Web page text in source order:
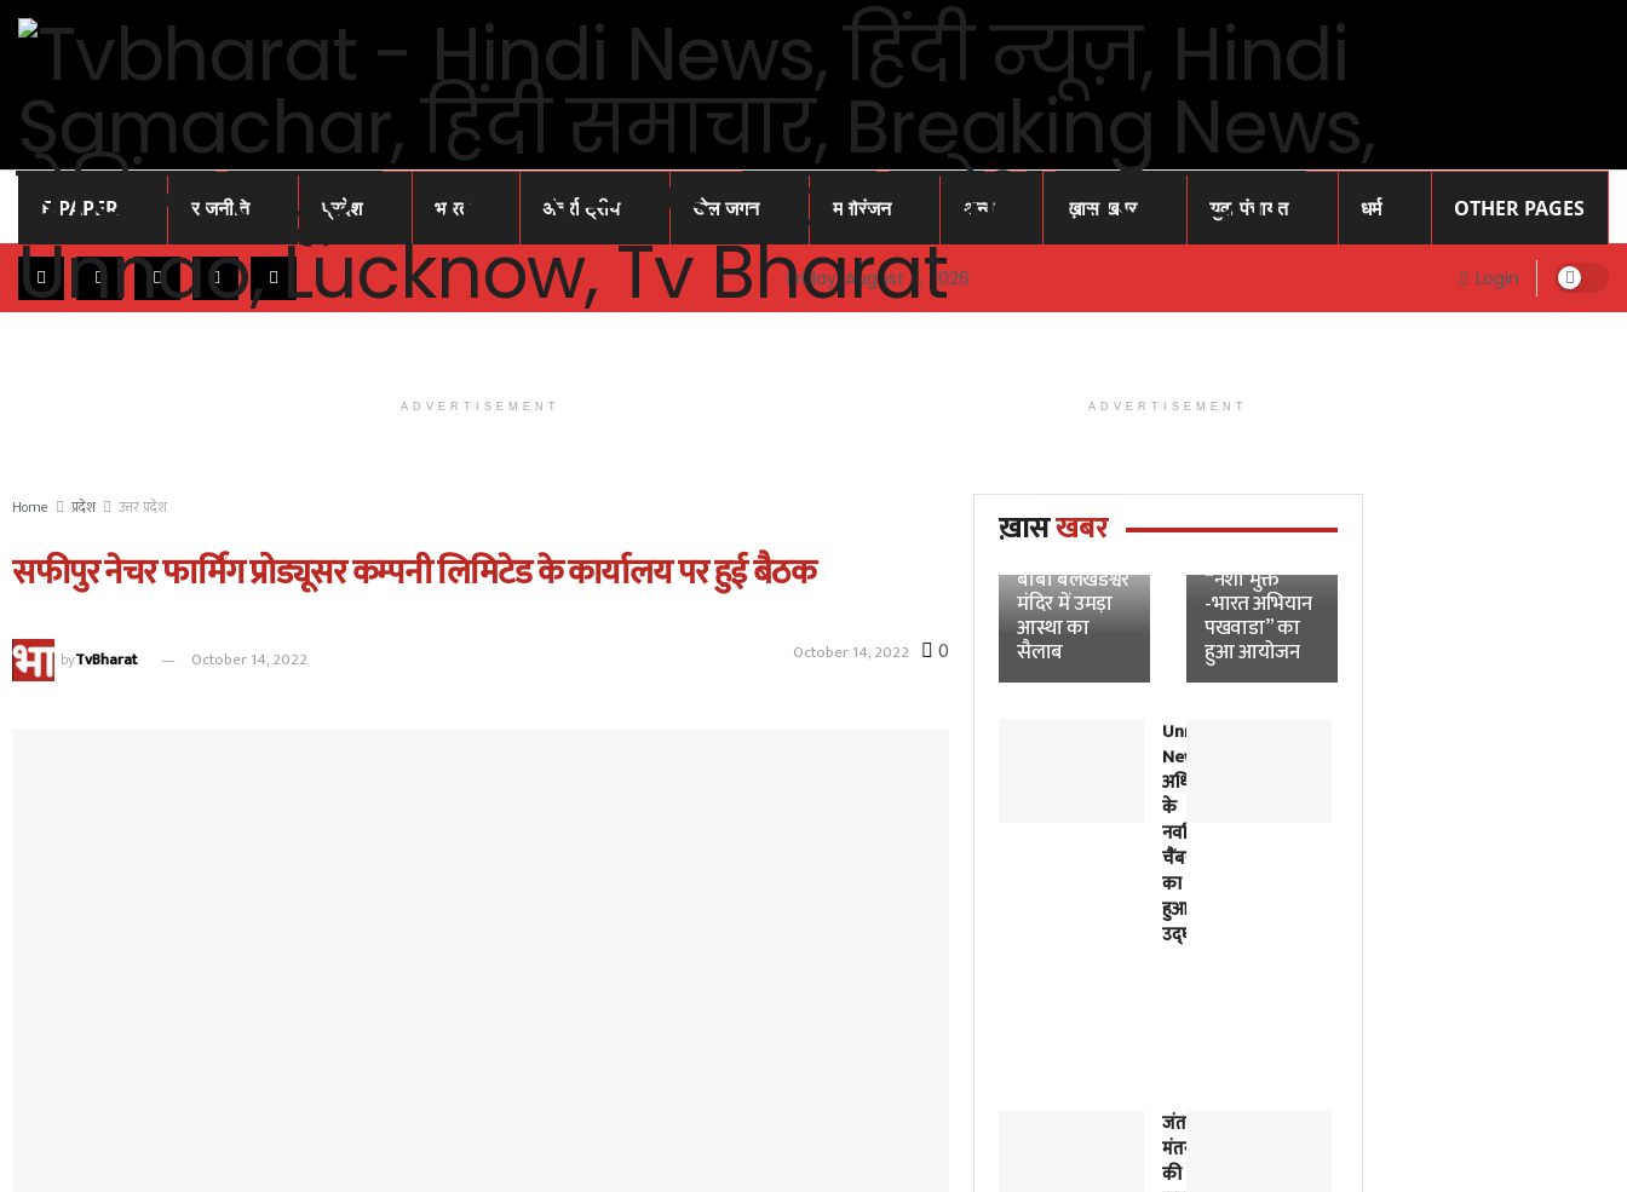
E-PAPER राजनीति प्रदेश भारत अंतर्राष्ट्रीय खेल जगत मनोरंजन अन्य ख़ास खबर युवा पंचायत धर्म OTHER PAGES
Friday, August 7, 2026 Login
ADVERTISEMENT
Home प्रदेश उत्तर प्रदेश
सफीपुर नेचर फार्मिंग प्रोड्यूसर कम्पनी लिमिटेड के कार्यालय पर हुई बैठक
byTvBharat October 14, 2022 October 14, 2022 0
ADVERTISEMENT
ख़ासखबर
बाबा बलखंडेश्वर
मंदिर में उमड़ा
आस्था का
सैलाब
रज्जू भय्या)
“नशा मुक्त
-भारत अभियान
पखवाडा” का
हुआ आयोजन
Unnao
News:
अधिवक्ताओं
के
नवर्निमित
चैंबरों
का
हुआ
उद्घाटन
जंतर-
मंतर
की